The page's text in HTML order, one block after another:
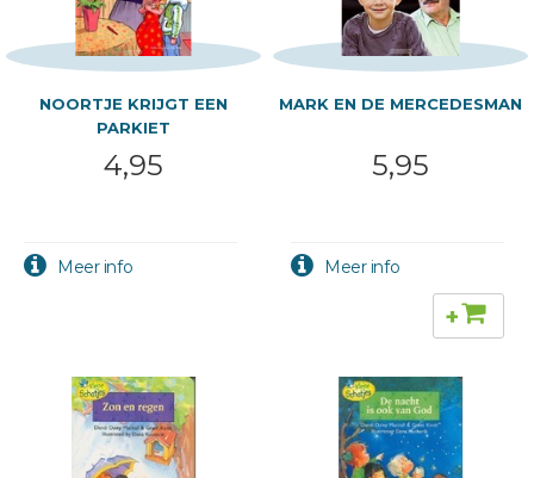
NOORTJE KRIJGT EEN
PARKIET
4,95
MARK EN DE MERCEDESMAN
5,95
+